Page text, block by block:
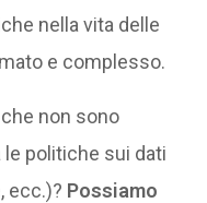
nella vita delle
e complesso.
non sono
politiche sui dati
ecc.)? Possiamo